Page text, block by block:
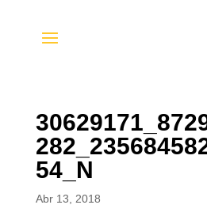
54_N
Abr 13, 2018